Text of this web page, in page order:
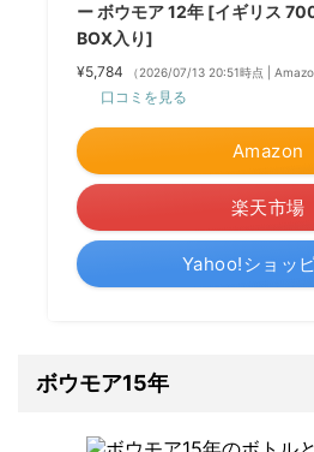
ー ボウモア 12年 [イギリス
BOX入り]
¥5,784 （2026/07/13 20:51時点 |
口コミを見る
Amazon
楽天市場
Yahoo!ショッ
ボウモア15年